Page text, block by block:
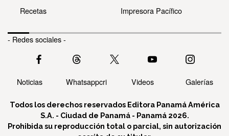
Recetas
Impresora Pacífico
- Redes sociales -
Noticias Whatsappcri Videos Galerías
Todos los derechos reservados Editora Panamá América
S.A. - Ciudad de Panamá - Panamá 2026.
Prohibida su reproducción total o parcial, sin autorización